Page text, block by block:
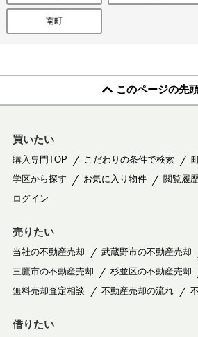
南町
このページの先
買いたい
購入専門TOP こだわりの条件で検索
学区から探す
お気に入り物件 閲覧履
ログイン
売りたい
当社の不動産売却
武蔵野市の不動産売却
三鷹市の不動産売却
杉並区の不動産売却
無料売却査定相談
不動産売却の流れ
借りたい